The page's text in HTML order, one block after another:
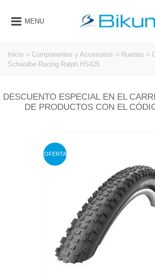
MENU
Inicio > Componentes y Accesorios > Ruedas >
Schwalbe Racing Ralph HS425
DESCUENTO ESPECIAL EN EL
DE PRODUCTOS CON EL
OFERTA